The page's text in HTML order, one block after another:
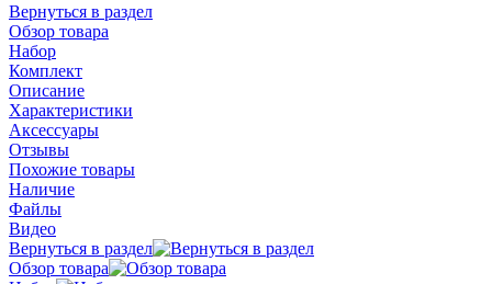
Вернуться в раздел
Обзор товара
Набор
Комплект
Описание
Характеристики
Аксессуары
Отзывы
Похожие товары
Наличие
Файлы
Видео
Вернуться в раздел
Обзор товара